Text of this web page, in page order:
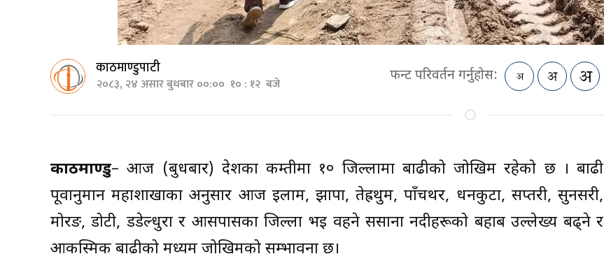
काठमाण्डुपाटी
२०८३, २४ असार बुधबार ००:०० १० : १२ बजे फन्ट परिवर्तन गर्नुहोस:
काठमाण्डु– आज (बुधबार) देशका कम्तीमा १० जिल्लामा बाढीको जोखिम रहेको छ । बाढी
पूर्वानुमान महाशाखाका अनुसार आज इलाम, झापा, तेह्रथुम, पाँचथर, धनकुटा, सप्तरी, सुनसरी,
मोरङ, डोटी, डडेल्धुरा र आसपासका जिल्ला भई वहने ससाना नदीहरूको बहाब उल्लेख्य बढ्ने र
आकस्मिक बाढीको मध्यम जोखिमको सम्भावना छ।